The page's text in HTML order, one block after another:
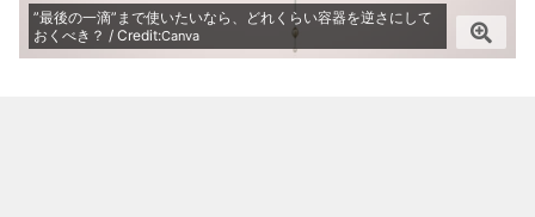
”最後の一滴”まで使いたいなら、どれくらい容器を逆さにして
おくべき？ / Credit:Canva